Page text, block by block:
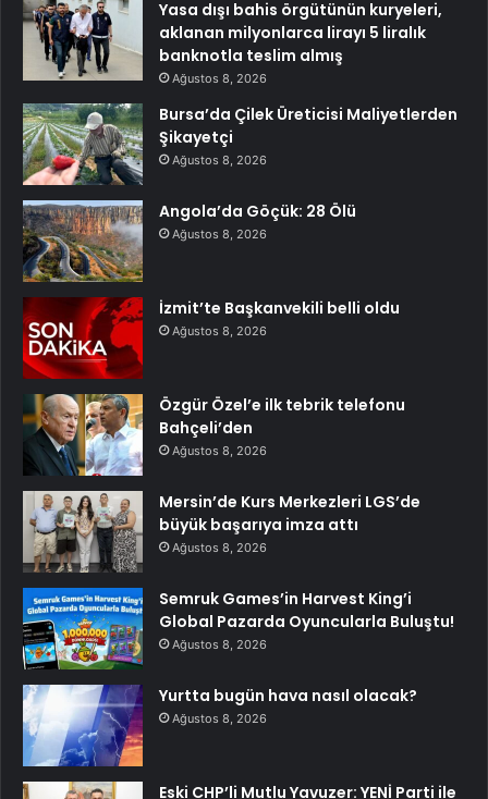
Yasa dışı bahis örgütünün kuryeleri,
aklanan milyonlarca lirayı 5 liralık
banknotla teslim almış
Ağustos 8, 2026
Bursa’da Çilek Üreticisi Maliyetlerden
Şikayetçi
Ağustos 8, 2026
Angola’da Göçük: 28 Ölü
Ağustos 8, 2026
İzmit’te Başkanvekili belli oldu
Ağustos 8, 2026
Özgür Özel’e ilk tebrik telefonu
Bahçeli’den
Ağustos 8, 2026
Mersin’de Kurs Merkezleri LGS’de
büyük başarıya imza attı
Ağustos 8, 2026
Semruk Games’in Harvest King’i
Global Pazarda Oyuncularla Buluştu!
Ağustos 8, 2026
Yurtta bugün hava nasıl olacak?
Ağustos 8, 2026
Eski CHP’li Mutlu Yavuzer: YENİ Parti ile